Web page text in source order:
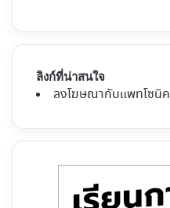
ลิงก์ที่น่าสนใจ
ลงโฆษณากับแพทโซนิค